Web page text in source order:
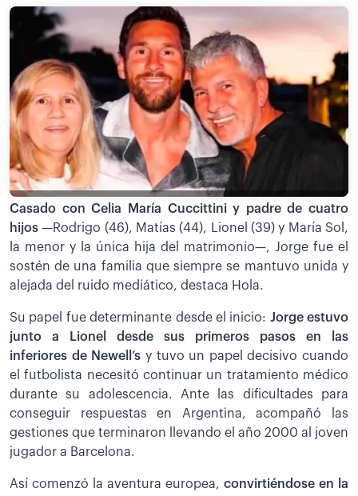
Casado con Celia María Cuccittini y padre de cuatro
hijos —Rodrigo (46), Matías (44), Lionel (39) y María Sol,
la menor y la única hija del matrimonio—, Jorge fue el
sostén de una familia que siempre se mantuvo unida y
alejada del ruido mediático, destaca Hola.
Su papel fue determinante desde el inicio: Jorge estuvo
junto a Lionel desde sus primeros pasos en las
inferiores de Newell’s y tuvo un papel decisivo cuando
el futbolista necesitó continuar un tratamiento médico
durante su adolescencia. Ante las dificultades para
conseguir respuestas en Argentina, acompañó las
gestiones que terminaron llevando el año 2000 al joven
jugador a Barcelona.
Así comenzó la aventura europea, convirtiéndose en la